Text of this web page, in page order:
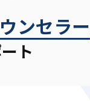
ンセラー
ト